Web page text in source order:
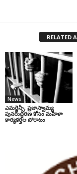
RELATED
News
ఎమర్జెన్సీ: ప్రజాస్వామ్య
పునరుద్ధరణ కోసం మహిళా
కార్యకర్తల పోరాటం